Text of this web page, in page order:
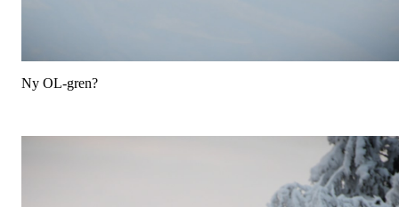
Ny OL-gren?